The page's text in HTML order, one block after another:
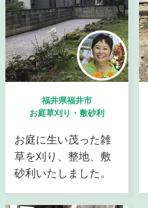
福井県福井市
お庭草刈り・敷砂利
お庭に生い茂った雑
草を刈り、整地、敷
砂利いたしました。